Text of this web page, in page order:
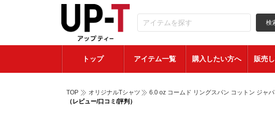
検
トップ アイテム一覧 購入したい方へ 販売
TOP オリジナルTシャツ 6.0 oz コームド リングスパン コットン ジャ
（レビュー/口コミ/評判）